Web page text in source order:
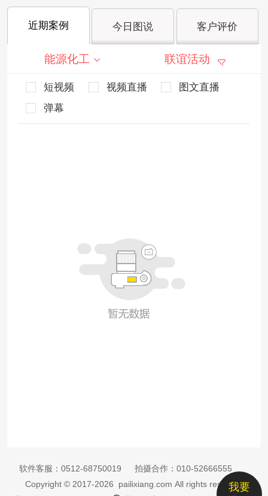
近期案例 今日图说 客户评价
能源化工 联谊活动
短视频 视频直播
图文直播
弹幕
我要
软件客服： 0512-68750019 拍摄合作： 010-52666555
Copyright © 2017-2026 pailixiang.com All rights reserved